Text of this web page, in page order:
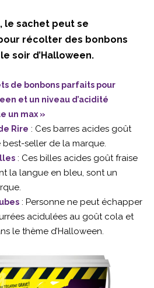
le sachet peut se
récolter des bonbons
soir d’Halloween.
de bonbons parfaits pour
et un niveau d’acidité
un max »
Rire : Ces barres acides goût
seller de la marque.
: Ces billes acides goût fraise
la langue en bleu, sont un
: Personne ne peut échapper
acidulées au goût cola et
le thème d’Halloween.